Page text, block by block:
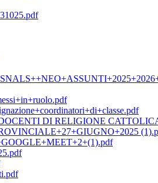
DI RELIGIONE